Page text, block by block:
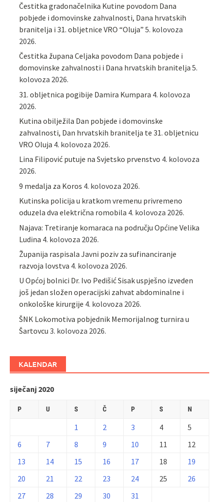
Čestitka gradonačelnika Kutine povodom Dana
pobjede i domovinske zahvalnosti, Dana hrvatskih
branitelja i 31. obljetnice VRO “Oluja” 5. kolovoza
2026.
Čestitka župana Celjaka povodom Dana pobjede i
domovinske zahvalnosti i Dana hrvatskih branitelja 5.
kolovoza 2026.
31. obljetnica pogibije Damira Kumpara 4. kolovoza
2026.
Kutina obilježila Dan pobjede i domovinske
zahvalnosti, Dan hrvatskih branitelja te 31. obljetnicu
VRO Oluja 4. kolovoza 2026.
Lina Filipović putuje na Svjetsko prvenstvo 4. kolovoza
2026.
9 medalja za Koros 4. kolovoza 2026.
Kutinska policija u kratkom vremenu privremeno
oduzela dva električna romobila 4. kolovoza 2026.
Najava: Tretiranje komaraca na području Općine Velika
Ludina 4. kolovoza 2026.
Županija raspisala Javni poziv za sufinanciranje
razvoja lovstva 4. kolovoza 2026.
U Općoj bolnici Dr. Ivo Pedišić Sisak uspješno izveden
još jedan složen operacijski zahvat abdominalne i
onkološke kirurgije 4. kolovoza 2026.
ŠNK Lokomotiva pobjednik Memorijalnog turnira u
Šartovcu 3. kolovoza 2026.
KALENDAR
siječanj 2020
P U S Č P S N
1 2 3 4
5
6
7 8 9 10 11
12
13
14 15 16 17 18
19
20
21 22 23 24 25
26
27
28 29 30 31